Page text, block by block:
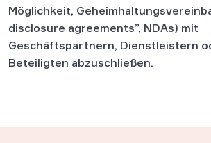
Möglichkeit,
disclosure agreements”, NDAs) mit
Geschäftspartnern, Dienstleistern
Beteiligten abzuschließen.